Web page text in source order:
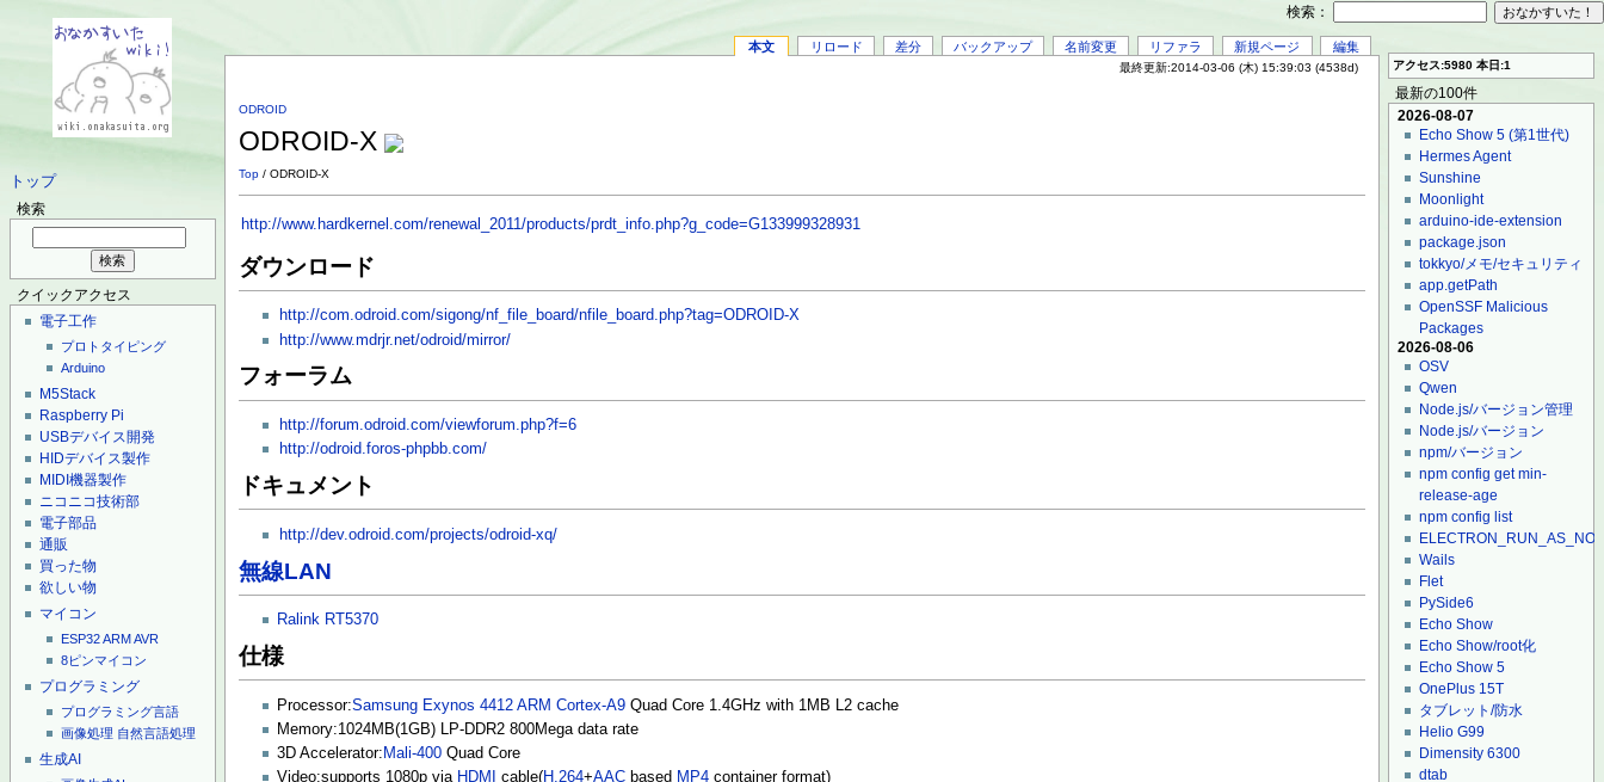
トップ
検索
クイックアクセス
電子工作
プロトタイピング
Arduino
M5Stack
Raspberry Pi
USBデバイス開発
HIDデバイス製作
MIDI機器製作
ニコニコ技術部
電子部品
通販
買った物
欲しい物
マイコン
ESP32ARMAVR
8ピンマイコン
プログラミング
プログラミング言語
画像処理 自然言語処理
生成AI
本文 リロード 差分 バックアップ 名前変更 リファラ 新規ページ 編集
最終更新:2014-03-06 (木) 15:39:03 (4538d)
ODROID
ODROID-X
Top / ODROID-X
http://www.hardkernel.com/renewal_2011/products/prdt_info.php?g_code=G133999328931
ダウンロード
http://com.odroid.com/sigong/nf_file_board/nfile_board.php?tag=ODROID-X
http://www.mdrjr.net/odroid/mirror/
フォーラム
http://forum.odroid.com/viewforum.php?f=6
http://odroid.foros-phpbb.com/
ドキュメント
http://dev.odroid.com/projects/odroid-xq/
無線LAN
Ralink RT5370
仕様
Processor:Samsung Exynos 4412 ARM Cortex-A9 Quad Core 1.4GHz with 1MB L2 cache
Memory:1024MB(1GB) LP-DDR2 800Mega data rate
3D Accelerator: Mali-400 Quad Core
Video:supports 1080p via HDMI cable(H.264+AAC based MP4 container format)
アクセス:5980 本日:1
最新の100件
2026-08-07
Echo Show 5 (第1世代)
Hermes Agent
Sunshine
Moonlight
arduino-ide-extension
package.json
tokkyo/メモ/セキュリティ
app.getPath
OpenSSF Malicious
Packages
2026-08-06
OSV
Qwen
Node.js/バージョン管理
Node.js/バージョン
npm/バージョン
npm config get min-
release-age
npm config list
Wails
Flet
PySide6
Echo Show
Echo Show/root化
Echo Show 5
OnePlus 15T
タブレット/防水
Helio G99
Dimensity 6300
dtab
検索：